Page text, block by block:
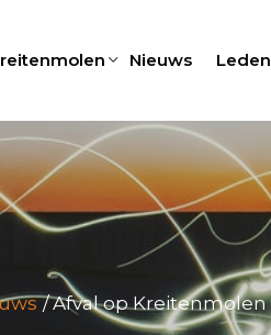
Nieuws Leden
Afval op Kreitenmolen